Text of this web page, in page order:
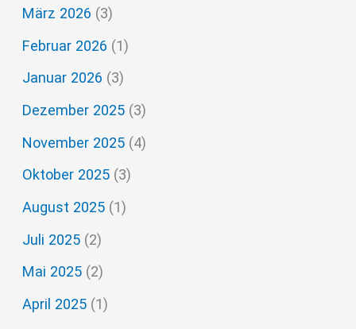
n
n
a
c
März 2026 (3)
Februar 2026 (1)
Januar 2026 (3)
Dezember 2025 (3)
November 2025 (4)
Oktober 2025 (3)
August 2025 (1)
Juli 2025 (2)
Mai 2025 (2)
April 2025 (1)